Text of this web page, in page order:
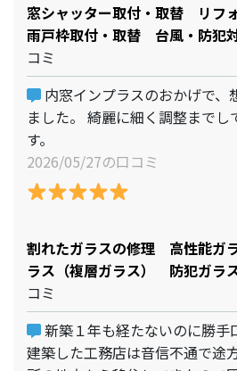
窓シャッター取付・取替 リフ
雨戸枠取付・取替 台風・防犯
コミ
内窓インプラスのおかげで、
ました。 綺麗に細く調整までし
す。
2026/05/27の口コミ
割れたガラスの修理 高性能ガ
ラス（複層ガラス） 防犯ガラ
コミ
新築１年も経たないのに勝手
建築した工務店は音信不通で途